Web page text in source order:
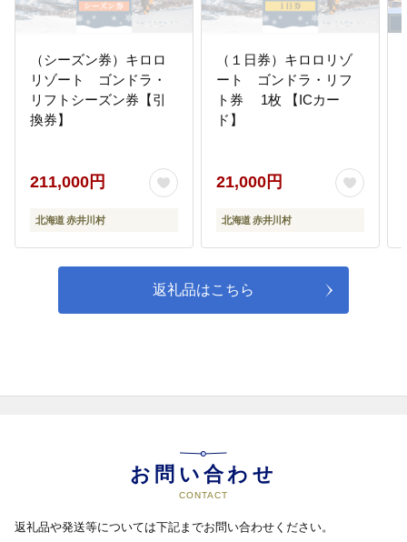
（シーズン券）キロロ
リゾート ゴンドラ・
リフトシーズン券【引
換券】
211,000円
北海道 赤井川村
（１日券）キロロリゾ
ート ゴンドラ・リフ
ト券 1枚 【ICカー
ド】
21,000円
北海道 赤井川村
返礼品はこちら
お問い合わせ
CONTACT
返礼品や発送等については下記までお問い合わせください。